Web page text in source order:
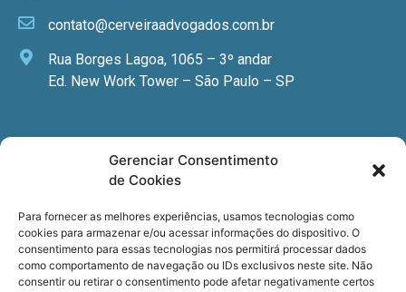
Gerenciar Consentimento
de Cookies
Para fornecer as melhores experiências, usamos tecnologias como
cookies para armazenar e/ou acessar informações do dispositivo. O
consentimento para essas tecnologias nos permitirá processar dados
como comportamento de navegação ou IDs exclusivos neste site. Não
consentir ou retirar o consentimento pode afetar negativamente certos
contato@cerveiraadvogados.com.br
Rua Borges Lagoa, 1065 – 3º andar
Ed. New Work Tower – São Paulo – SP
Newsletter
especializadas, cursos e eventos?
Registre seu email.